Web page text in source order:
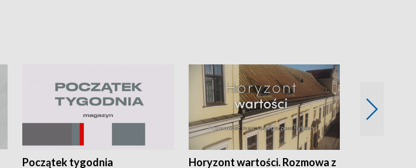
Początek tygodnia
Horyzont wartości. Rozmowa z